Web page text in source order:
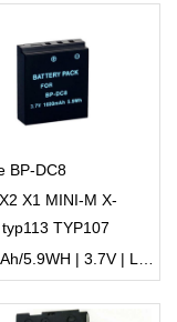
BP-DC8
X1 MINI-M X-
TYP107
1600mAh/5.9WH | 3.7V | Li-ion ...